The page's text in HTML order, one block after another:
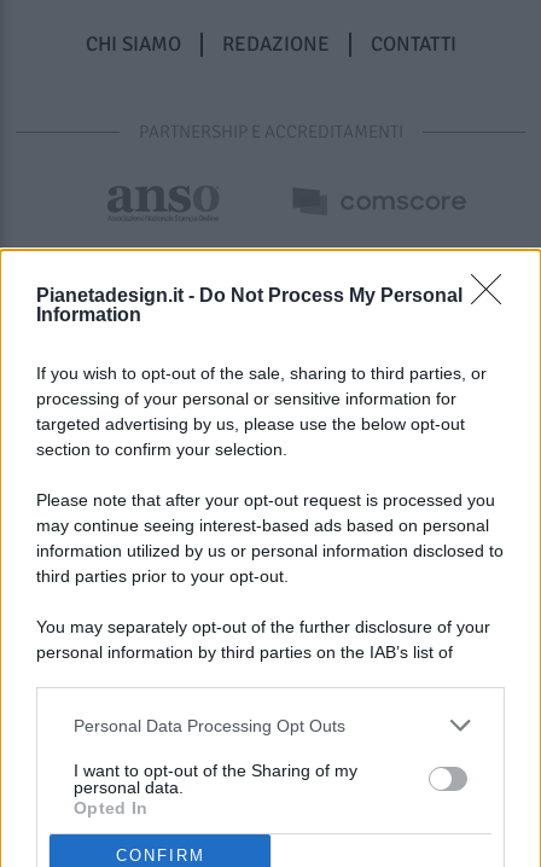
Pianetadesign.it - Do Not Process My Personal
Information
If you wish to opt-out of the sale, sharing to third parties, or
processing of your personal or sensitive information for
targeted advertising by us, please use the below opt-out
section to confirm your selection.
Please note that after your opt-out request is processed you
may continue seeing interest-based ads based on personal
information utilized by us or personal information disclosed to
third parties prior to your opt-out.
You may separately opt-out of the further disclosure of your
personal information by third parties on the IAB’s list of
This information may also be disclosed by us to third parties
disclose it to other third parties.
Personal Data Processing Opt Outs
I want to opt-out of the Sharing of my
personal data.
Opted In
CONFIRM
CHI SIAMO REDAZIONE CONTATTI
PARTNERSHIP E ACCREDITAMENTI
© 2026 - Pianeta Design - P.IVA 04827280654 - Testata
Registrata Al Tribunale Di Nocera Inferiore N. 8/2020 - RG N.
ISCRIZIONE AL ROC N. 35792 – ISCRITTA ALL’ANSO
(ASSOCIAZIONE NAZIONALE STAMPA ONLINE)
PREFERENZE PRIVACY